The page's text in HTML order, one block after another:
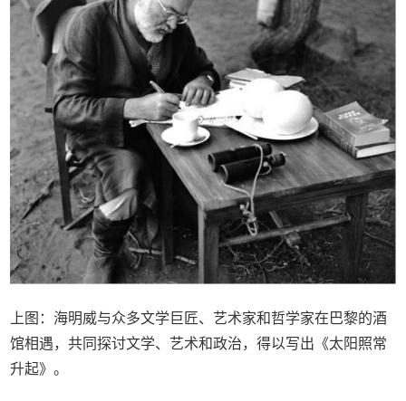
上图：海明威与众多文学巨匠、艺术家和哲学家在巴黎的酒
馆相遇，共同探讨文学、艺术和政治，得以写出《太阳照常
升起》。